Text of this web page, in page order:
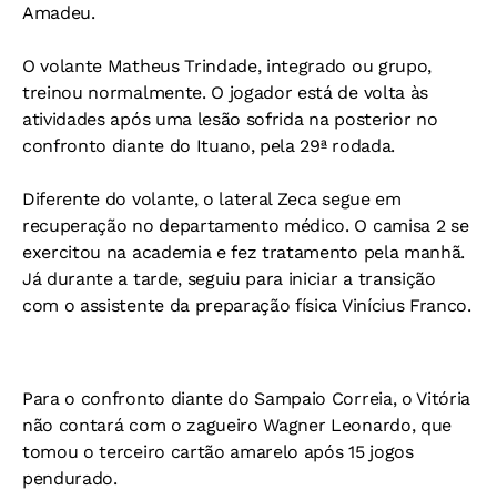
Amadeu.
O volante Matheus Trindade, integrado ou grupo,
treinou normalmente. O jogador está de volta às
atividades após uma lesão sofrida na posterior no
confronto diante do Ituano, pela 29ª rodada.
Diferente do volante, o lateral Zeca segue em
recuperação no departamento médico. O camisa 2 se
exercitou na academia e fez tratamento pela manhã.
Já durante a tarde, seguiu para iniciar a transição
com o assistente da preparação física Vinícius Franco.
Para o confronto diante do Sampaio Correia, o Vitória
não contará com o zagueiro Wagner Leonardo, que
tomou o terceiro cartão amarelo após 15 jogos
pendurado.